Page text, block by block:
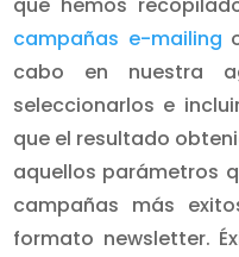
campañas e-mailing
cabo en nuestra
seleccionarlos e
que el resultado
aquellos parámetros
campañas más
formato newsletter.